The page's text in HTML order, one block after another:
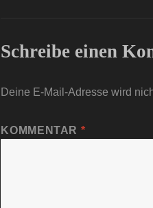
Schreibe einen
Deine E-Mail-Adresse wird
KOMMENTAR *